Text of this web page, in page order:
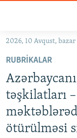
Əsas
qayıt
Əsas
naviqasiyaya
qayıt
Axtarışa
keç
#İZAHLA
KORRUPSIOMETR
#ƏSLINDƏ
FƏRQƏ BAX
2026, 10 Avqust, bazar
RUBRIKALAR
təşkilatları
ötürülməsi